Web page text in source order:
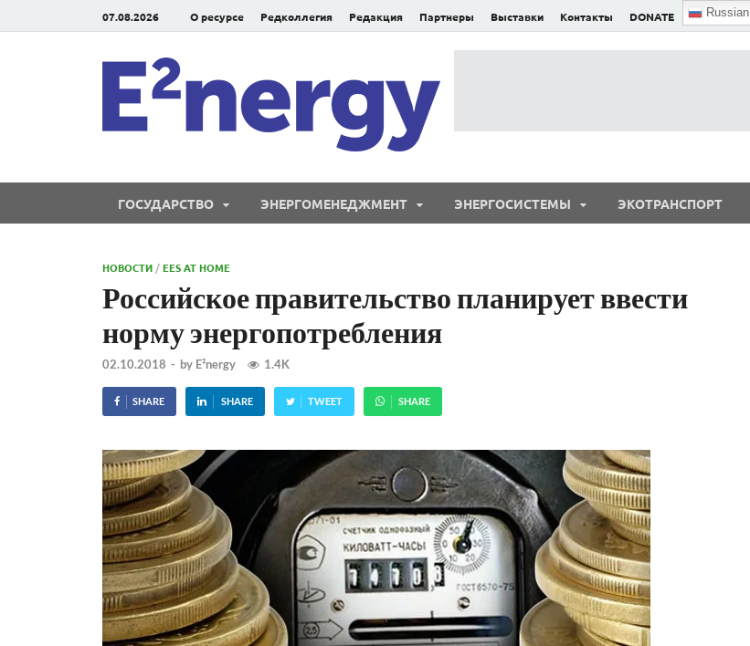
07.08.2026 О ресурсе Редколлегия Редакция Партнеры Выставки Контакты DONATE Russian
ГОСУДАРСТВО ЭНЕРГОМЕНЕДЖМЕНТ ЭНЕРГОСИСТЕМЫ ЭКОТРАНСПОРТ
НОВОСТИ /EES AT HOME
Российское правительство планирует ввести
норму энергопотребления
02.10.2018 - by E²nergy 1.4K
SHARE SHARE TWEET SHARE